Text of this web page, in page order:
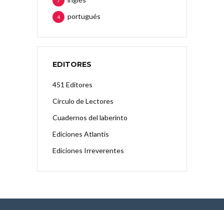
portugués
4
EDITORES
451 Editores
Círculo de Lectores
Cuadernos del laberinto
Ediciones Atlantis
Ediciones Irreverentes